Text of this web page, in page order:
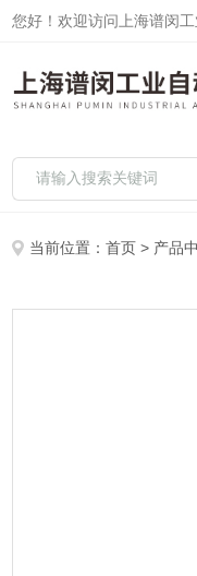
您好！欢迎访问上海谱闵
当前位置：首页 > 产品